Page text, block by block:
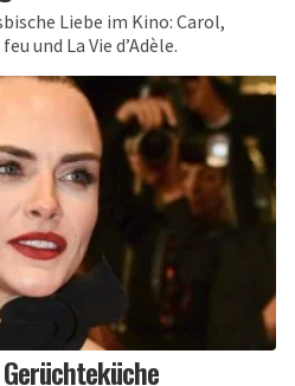
Liebe im Kino: Carol,
und La Vie d’Adèle.